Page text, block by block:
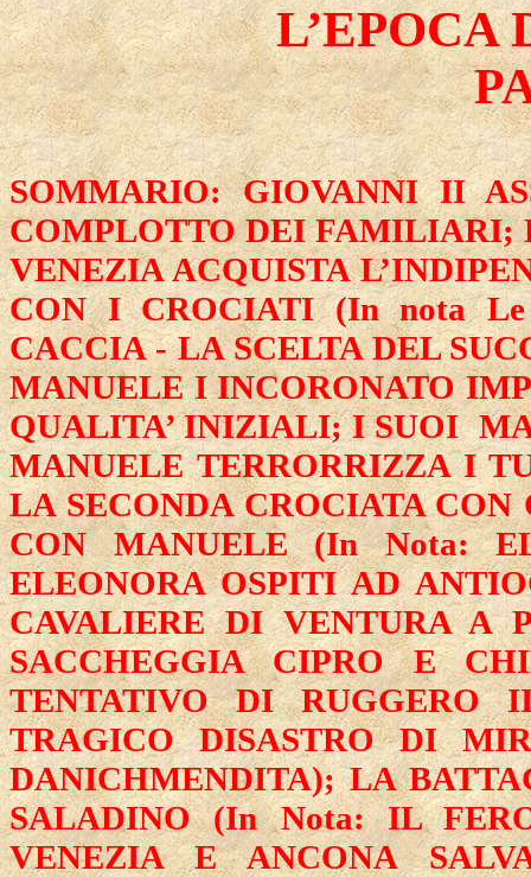
L’EPOCA
SOMMARIO: GIOVANNI II
COMPLOTTO DEI FAMILIARI;
VENEZIA ACQUISTA
CON I CROCIATI (In nota
CACCIA - LA SCELTA DEL
MANUELE I INCORONATO
QUALITA’ INIZIALI; I SUOI
MANUELE TERRORRIZZA I
LA SECONDA CROCIATA
CON MANUELE (In Nota:
ELEONORA OSPITI AD
CAVALIERE DI VENTURA A
SACCHEGGIA CIPRO E
TENTATIVO DI RUGGERO
TRAGICO DISASTRO DI
DANICHMENDITA); LA
SALADINO (In Nota: IL
VENEZIA E ANCONA